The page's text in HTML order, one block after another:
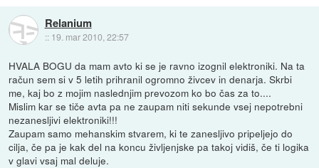
Relanium
:: 19. mar 2010, 22:57
HVALA BOGU da mam avto ki se je ravno izognil elektroniki. Na ta
račun sem si v 5 letih prihranil ogromno živcev in denarja. Skrbi
me, kaj bo z mojim naslednjim prevozom ko bo čas za to....
Mislim kar se tiče avta pa ne zaupam niti sekunde vsej nepotrebni
nezanesljivi elektroniki!!!
Zaupam samo mehanskim stvarem, ki te zanesljivo pripeljejo do
cilja, če pa je kak del na koncu življenjske pa takoj vidiš, če ti logika
v glavi vsaj mal deluje.